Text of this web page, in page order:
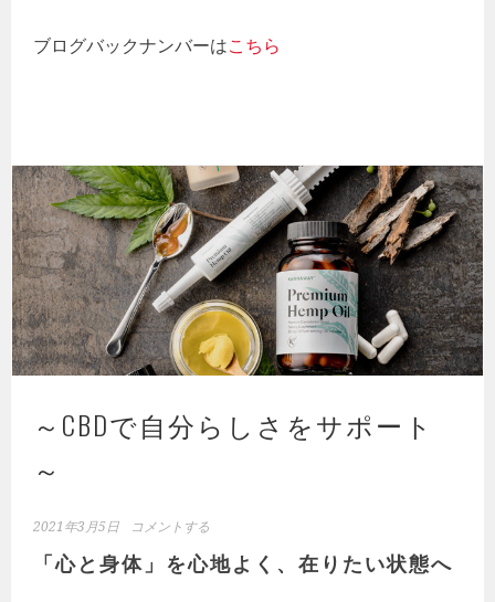
ブログバックナンバーはこちら
～CBDで自分らしさをサポート
～
2021年3月5日 コメントする
「心と身体」を心地よく、在りたい状態へ